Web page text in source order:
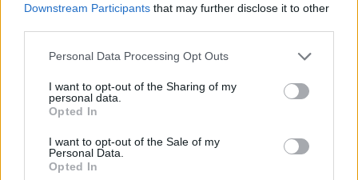
Downstream Participants that may further disclose it to other
Personal Data Processing Opt Outs
I want to opt-out of the Sharing of my
personal data.
Opted In
I want to opt-out of the Sale of my
Personal Data.
Opted In
Jönköping